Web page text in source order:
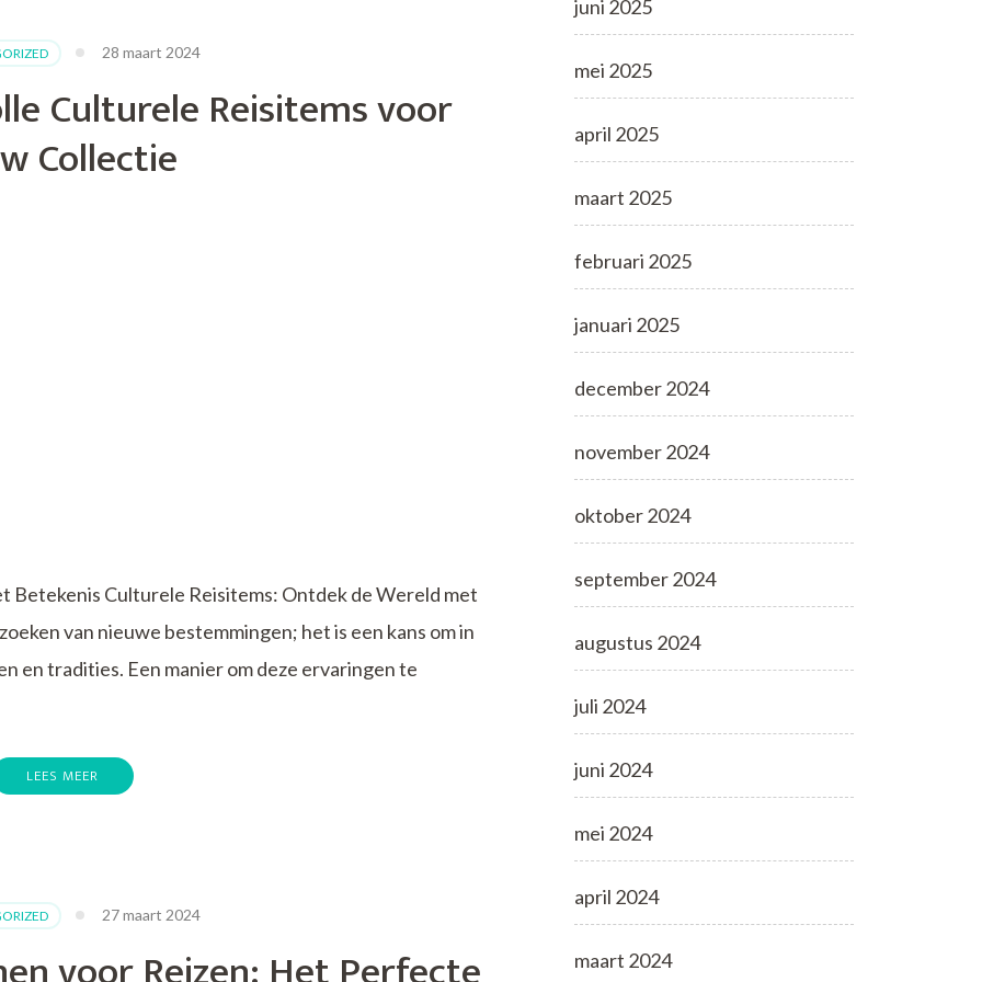
28 maart 2024
Culturele Reisitems voor
Collectie
Betekenis Culturele Reisitems: Ontdek de Wereld met
van nieuwe bestemmingen; het is een kans om in
en tradities. Een manier om deze ervaringen te
LEES MEER
27 maart 2024
juni 2025
mei 2025
april 2025
maart 2025
februari 2025
januari 2025
december 2024
november 2024
oktober 2024
september 2024
augustus 2024
juli 2024
juni 2024
mei 2024
april 2024
maart 2024